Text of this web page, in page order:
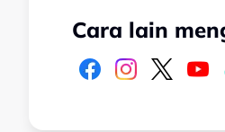
Cara lain